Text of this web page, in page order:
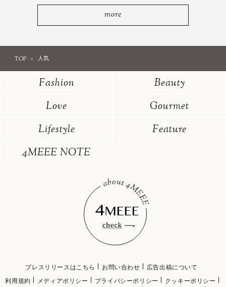
more
TOP 人気
Fashion
Beauty
Love
Gourmet
Lifestyle
Feature
4MEEE NOTE
プレスリリースはこちら お問い合わせ
広告出稿について
利用規約
メディアポリシー プライバシーポリシー クッキーポリシー